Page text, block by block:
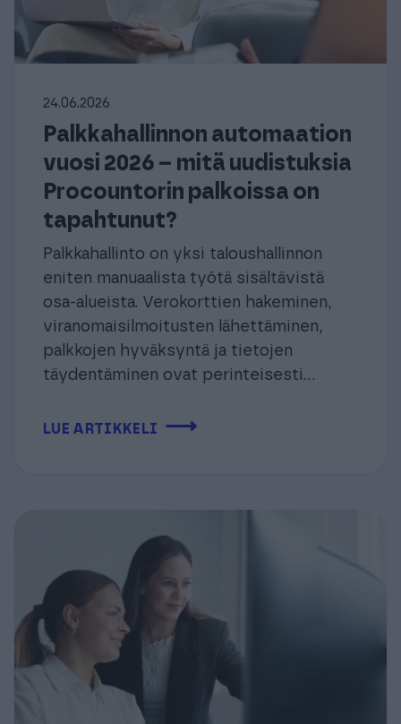
24.06.2026
Palkkahallinnon automaation
vuosi 2026 – mitä uudistuksia
Procountorin palkoissa on
tapahtunut?
Palkkahallinto on yksi taloushallinnon
eniten manuaalista työtä sisältävistä
osa-alueista. Verokorttien hakeminen,
viranomaisilmoitusten lähettäminen,
palkkojen hyväksyntä ja tietojen
täydentäminen ovat perinteisesti...
LUE ARTIKKELI ⟶